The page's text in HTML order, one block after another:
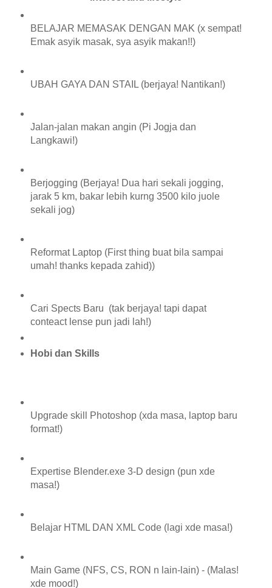
BELAJAR MEMASAK DENGAN MAK (x sempat!
Emak asyik masak, sya asyik makan!!)
UBAH GAYA DAN STAIL (berjaya! Nantikan!)
Jalan-jalan makan angin (Pi Jogja dan
Langkawi!)
Berjogging (Berjaya! Dua hari sekali jogging,
jarak 5 km, bakar lebih kurng 3500 kilo juole
sekali jog)
Reformat Laptop (First thing buat bila sampai
umah! thanks kepada zahid))
Cari Spects Baru (tak berjaya! tapi dapat
conteact lense pun jadi lah!)
Hobi dan Skills
Upgrade skill Photoshop (xda masa, laptop baru
format!)
Expertise Blender.exe 3-D design (pun xde
masa!)
Belajar HTML DAN XML Code (lagi xde masa!)
Main Game (NFS, CS, RON n lain-lain) - (Malas!
xde mood!)